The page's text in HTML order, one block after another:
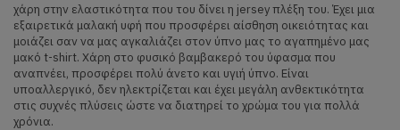
χάρη στην ελαστικότητα που του δίνει η jersey πλέξη του. Έχει μια
εξαιρετικά μαλακή υφή που προσφέρει αίσθηση οικειότητας και
μοιάζει σαν να μας αγκαλιάζει στον ύπνο μας το αγαπημένο μας
μακό t-shirt. Χάρη στο φυσικό βαμβακερό του ύφασμα που
αναπνέει, προσφέρει πολύ άνετο και υγιή ύπνο. Είναι
υποαλλεργικό, δεν ηλεκτρίζεται και έχει μεγάλη ανθεκτικότητα
στις συχνές πλύσεις ώστε να διατηρεί το χρώμα του για πολλά
χρόνια.